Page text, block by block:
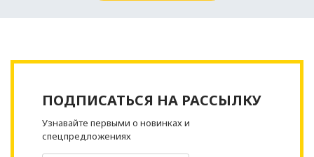
ПОДПИСАТЬСЯ НА РАССЫЛКУ
Узнавайте первыми о новинках и
спецпредложениях